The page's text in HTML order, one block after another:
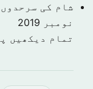
شام کی
نومبر 2019
تمام دیکھیں